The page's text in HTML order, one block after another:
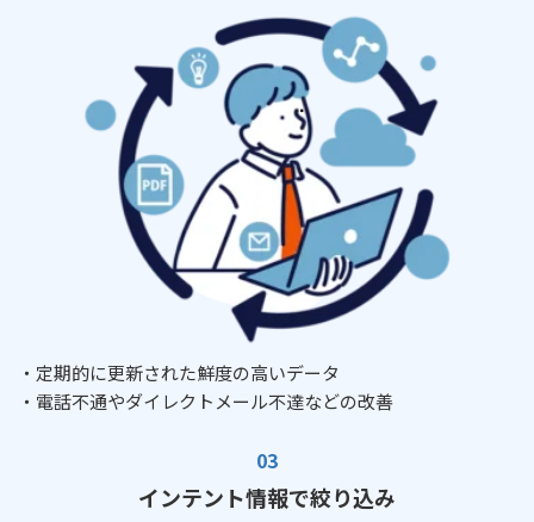
・定期的に更新された鮮度の高いデータ
・電話不通やダイレクトメール不達などの改善
インテント情報で絞り込み